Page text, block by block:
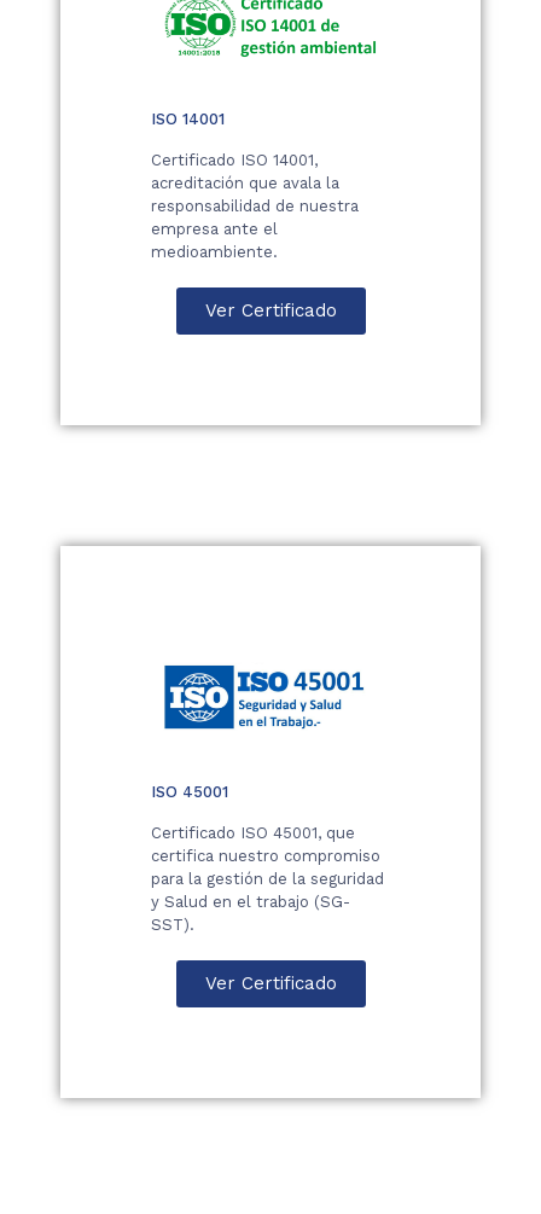
ISO 14001
Certificado ISO 14001,
acreditación que avala la
responsabilidad de nuestra
empresa ante el
medioambiente.
Ver Certificado
ISO 45001
Certificado ISO 45001, que
certifica nuestro compromiso
para la gestión de la seguridad
y Salud en el trabajo (SG-
SST).
Ver Certificado